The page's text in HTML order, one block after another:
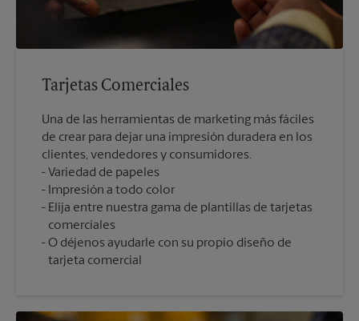
Tarjetas Comerciales
Una de las herramientas de marketing más fáciles
de crear para dejar una impresión duradera en los
clientes, vendedores y consumidores.
Variedad de papeles
Impresión a todo color
Elija entre nuestra gama de plantillas de tarjetas
comerciales
O déjenos ayudarle con su propio diseño de
tarjeta comercial